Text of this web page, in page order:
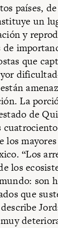
países,
un
y
de
que
La
de
los
“Los
los
son
que